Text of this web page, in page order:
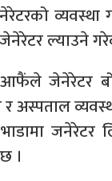
व्यवस्था
ल्याउने
आफैंले जेनेरेटर
अस्पताल
जनेरेटर
।